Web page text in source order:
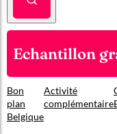
Echantillon
Bon
plan
Belgique
Activité
complémentaire